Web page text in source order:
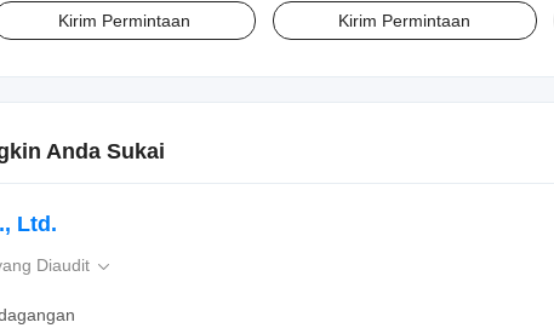
Kirim Permintaan Kirim Permintaan
Anda Sukai
Ltd.
Diaudit 